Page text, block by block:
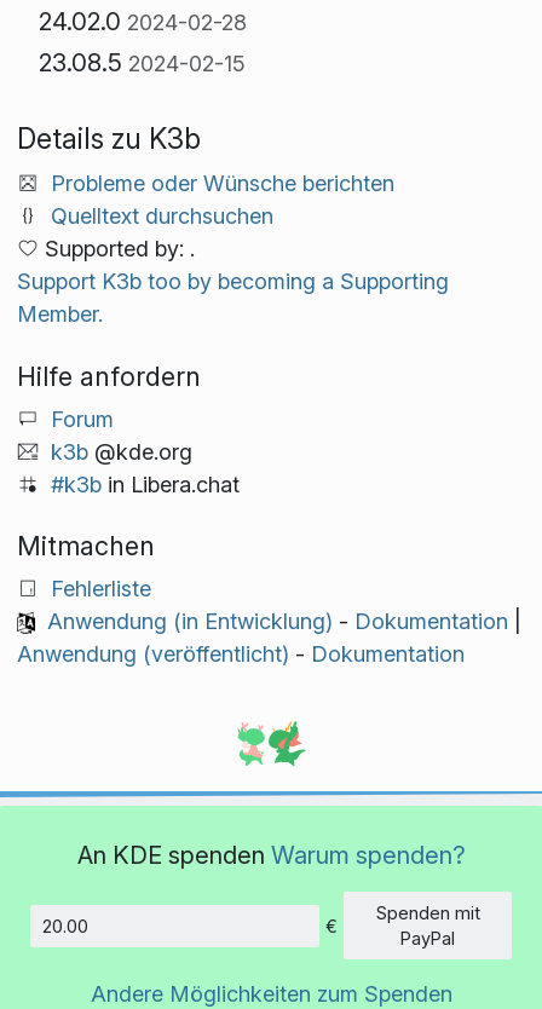
24.02.0 2024-02-28
23.08.5 2024-02-15
Details zu K3b
Probleme oder Wünsche berichten
Quelltext durchsuchen
Supported by: .
Support K3b too by becoming a Supporting
Member.
Hilfe anfordern
Forum
k3b@kde.org
#k3bin Libera.chat
Mitmachen
Fehlerliste
Anwendung (in Entwicklung) - Dokumentation
Anwendung (veröffentlicht) - Dokumentation
An KDE spenden Warum spenden?
€
Spenden mit
PayPal
Andere Möglichkeiten zum Spenden